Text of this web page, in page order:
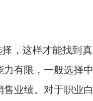
，这样才能找到
有限，一般选择
业绩。对于职业